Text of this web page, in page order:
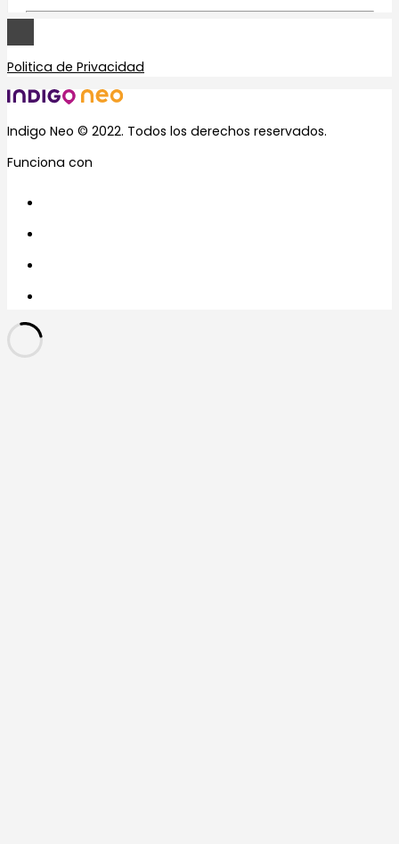
Politica de Privacidad
Indigo Neo © 2022. Todos los derechos reservados.
Funciona con